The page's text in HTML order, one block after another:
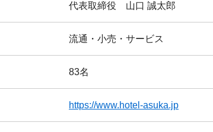
代表取締役 山口 誠太郎
流通・小売・サービス
83名
https://www.hotel-asuka.jp